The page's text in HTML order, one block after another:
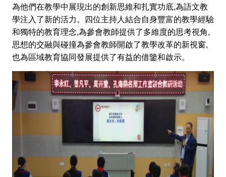
為他們在教學中展現出的創新思維和扎實功底,為語文教
學注入了新的活力。四位主持人結合自身豐富的教學經驗
和獨特的教育理念,為參會教師提供了多維度的思考視角,
思想的交融與碰撞為參會教師開啟了教學改革的新視窗,
也為區域教育協同發展提供了有益的借鑒和啟示。